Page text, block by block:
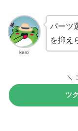
kero
パーツ
を抑え
＼
ツ